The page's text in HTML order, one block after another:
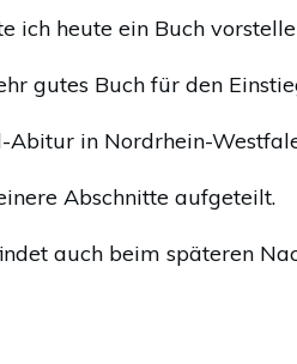
heute ein Buch
gutes Buch für den
in Nordrhein-
Abschnitte aufgeteilt.
auch beim späteren